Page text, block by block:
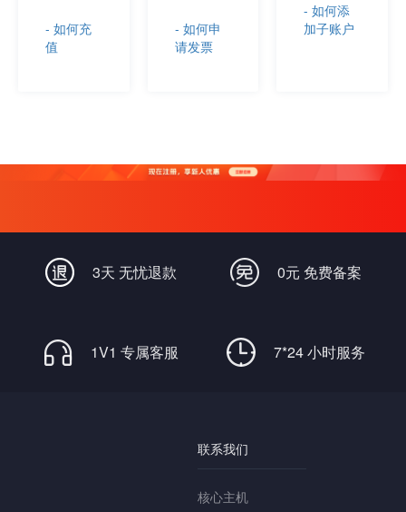
- 如何充
值
- 如何申
请发票
- 如何添
加子账户
3天 无忧退款 0元 免费备案
1V1 专属客服 7*24 小时服务
联系我们
核心主机